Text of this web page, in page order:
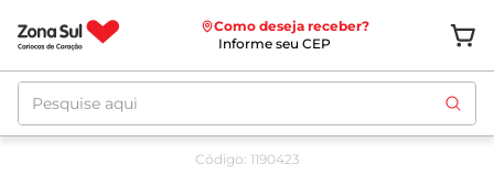
Como deseja receber?
Informe seu CEP
Pesquise aqui
10/08
Código: 1190423